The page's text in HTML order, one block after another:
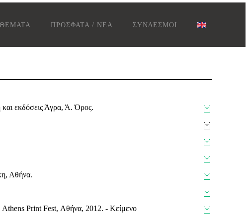
ΠΡΟΣΦΑΤΑ / ΝΕΑ ΣΥΝΔΕΣΜΟΙ
εκδόσεις Άγρα, Ά. Όρος.
Αθήνα.
Print Fest, Αθήνα, 2012. - Κείμενο